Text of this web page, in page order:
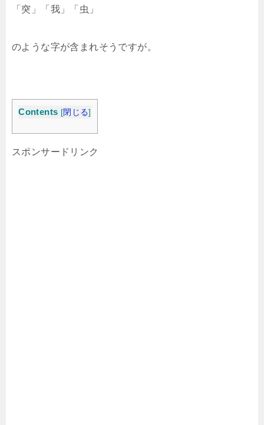
「突」「我」「虫」
のような字が含まれそうですが。
Contents [閉じる]
スポンサードリンク